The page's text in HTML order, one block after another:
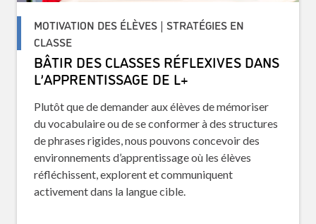
MOTIVATION DES ÉLÈVES | STRATÉGIES EN
CLASSE
BÂTIR DES CLASSES RÉFLEXIVES DANS
L’APPRENTISSAGE DE L+
Plutôt que de demander aux élèves de mémoriser
du vocabulaire ou de se conformer à des structures
de phrases rigides, nous pouvons concevoir des
environnements d’apprentissage où les élèves
réfléchissent, explorent et communiquent
activement dans la langue cible.